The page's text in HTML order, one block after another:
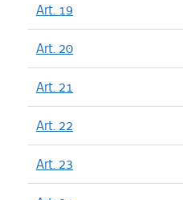
Art. 19
Art. 20
Art. 21
Art. 22
Art. 23